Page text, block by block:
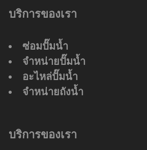
บริการของเรา
ซ่อมปั๊มน้ำ
จำหน่ายปั๊มน้ำ
อะไหล่ปั๊มน้ำ
จำหน่ายถังน้ำ
บริการของเรา